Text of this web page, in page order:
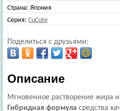
Страна: Япония
Серия: CuCute
Поделиться с друзьями:
Описание
Мгновенное растворение жира
Гибридная формула средства